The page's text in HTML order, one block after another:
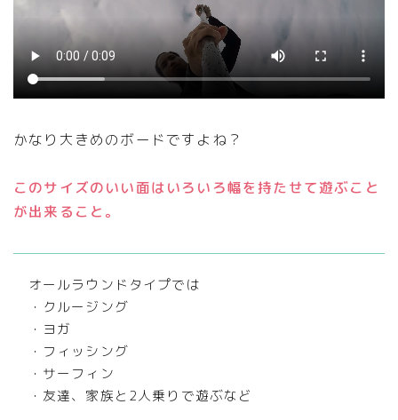
かなり大きめのボードですよね？
このサイズのいい面はいろいろ幅を持たせて遊ぶこと
が出来ること。
オールラウンドタイプでは
・クルージング
・ヨガ
・フィッシング
・サーフィン
・友達、家族と2人乗りで遊ぶなど